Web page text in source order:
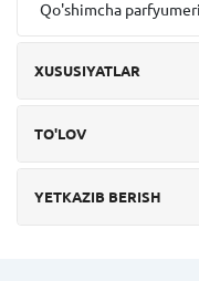
Qo'shimcha
XUSUSIYATLAR
TO'LOV
YETKAZIB BERISH